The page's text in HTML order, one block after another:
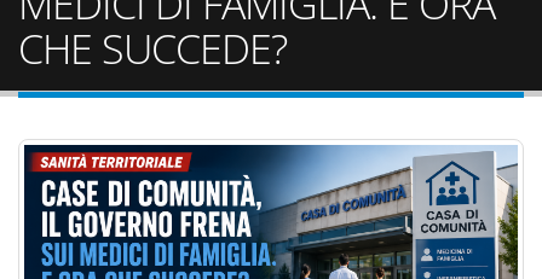
CHE SUCCEDE?